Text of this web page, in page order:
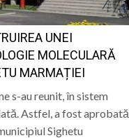
UNEI
MOLECULARĂ
MARMAȚIEI
s-au reunit, în sistem
Astfel, a fost aprobată
Sighetu